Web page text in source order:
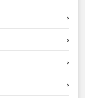
›
›
›
›